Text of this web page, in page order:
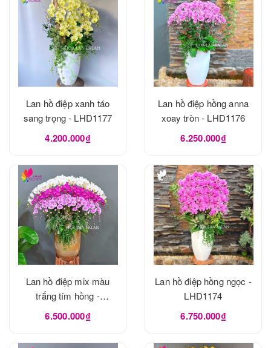
Lan hồ điệp xanh táo
sang trọng - LHD1177
4.200.000₫
Lan hồ điệp hồng anna
xoay tròn - LHD1176
6.250.000₫
Lan hồ điệp mix màu
trắng tím hồng -
LHD1175
6.500.000₫
Lan hồ điệp hồng ngọc -
LHD1174
6.750.000₫